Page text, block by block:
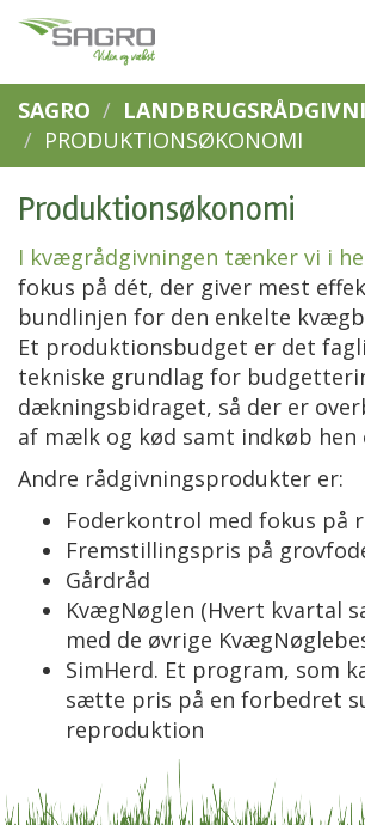
SAGRO
PRODUKTIONSØKONOMI
Produktionsøkonomi
I kvægrådgivningen tænker vi i
fokus på dét, der giver mest
bundlinjen for den enkelte
Et produktionsbudget er det
tekniske grundlag for
dækningsbidraget, så der er
af mælk og kød samt indkøb hen
Andre rådgivningsprodukter er:
Foderkontrol med fokus på
Fremstillingspris på
Gårdråd
KvægNøglen (Hvert kvartal
med de øvrige
SimHerd. Et program, som
sætte pris på en forbedret
reproduktion